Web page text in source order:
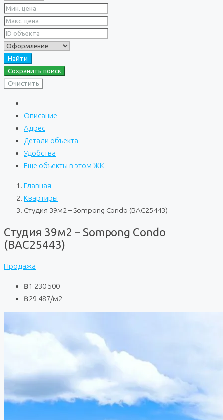
Найти
Сохранить поиск
Очистить
Описание
Адрес
Детали объекта
Удобства
Еще объекты в этом ЖК
Главная
Квартиры
Студия 39м2 – Sompong Condo (BAC25443)
Студия 39м2 – Sompong Condo
(BAC25443)
Продажа
฿1 230 500
฿29 487/м2